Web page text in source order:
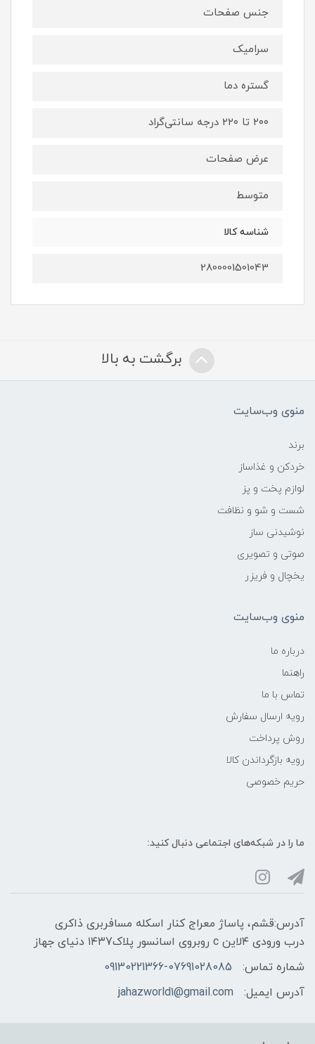
جنس صفحات
سرامیک
گستره‌ دما
۲۰۰ تا ۲۲۰ درجه سانتی‌گراد
عرض صفحات
متوسط
شناسه کالا
2800001501043
برگشت به بالا
منوی وب‌سایت
برند
خردکن و غذاساز
لوازم پخت و پز
شست و شو و نظافت
نوشیدنی ساز
صوتی و تصویری
یخچال و فریزر
منوی وب‌سایت
درباره ما
راهنما
تماس با ما
رویه ارسال سفارش
روش پرداخت
رویه‌ بازگرداندن کالا
حریم خصوصی
ما را در شبکه‌های اجتماعی دنبال کنید:
آدرس:قشم، پاساژ معراج کنار اسکله مسافربری ذاکری
درب ورودی ۴لاین c روبروی اسانسور پلاک۱۴۳7 دنیای جهاز
شماره تماس:
09130221366-07691028085
آدرس ایمیل:
jahazworld1@gmail.com